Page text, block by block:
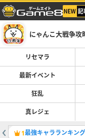
にゃんこ大戦争
リセマラ
最新イベント
狂乱
真レジェ
1最強キャラランキング